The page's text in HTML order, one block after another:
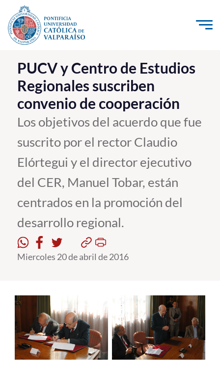
Click acá para ir directamente al contenido
La Universidad
Investigación, Creación e Innovación
PUCV Internacional
Vinculación con el Medio
Admisión
Pregrado
Estudiantes
Alumni
English
PUCV y Centro de Estudios
Regionales suscriben
convenio de cooperación
Los objetivos del acuerdo que fue
suscrito por el rector Claudio
Elórtegui y el director ejecutivo
del CER, Manuel Tobar, están
centrados en la promoción del
desarrollo regional.
Miercoles 20 de abril de 2016